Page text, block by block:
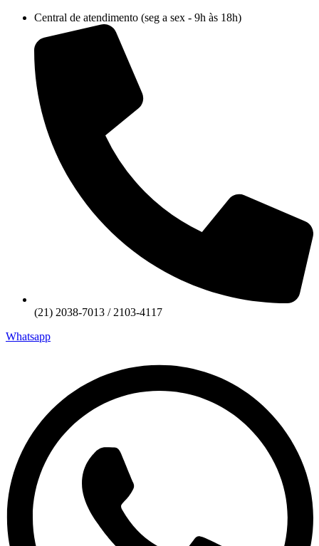
conteúdo
Central de atendimento (seg a sex - 9h às 18h)
(21) 2038-7013 / 2103-4117
Whatsapp